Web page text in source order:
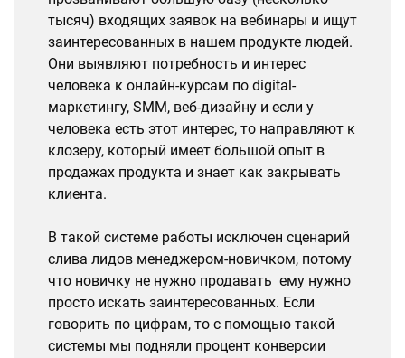
тысяч) входящих заявок на вебинары и ищут
заинтересованных в нашем продукте людей.
Они выявляют потребность и интерес
человека к онлайн-курсам по digital-
маркетингу, SMM, веб-дизайну и если у
человека есть этот интерес, то направляют к
клозеру, который имеет большой опыт в
продажах продукта и знает как закрывать
клиента.
В такой системе работы исключен сценарий
слива лидов менеджером-новичком, потому
что новичку не нужно продавать ему нужно
просто искать заинтересованных. Если
говорить по цифрам, то с помощью такой
системы мы подняли процент конверсии